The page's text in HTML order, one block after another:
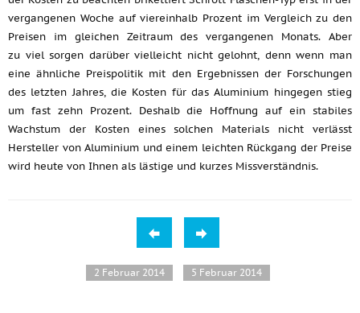
vergangenen Woche auf viereinhalb Prozent im Vergleich zu den
Preisen im gleichen Zeitraum des vergangenen Monats. Aber
zu viel sorgen darüber vielleicht nicht gelohnt, denn wenn man
eine ähnliche Preispolitik mit den Ergebnissen der Forschungen
des letzten Jahres, die Kosten für das Aluminium hingegen stieg
um fast zehn Prozent. Deshalb die Hoffnung auf ein stabiles
Wachstum der Kosten eines solchen Materials nicht verlässt
Hersteller von Aluminium und einem leichten Rückgang der Preise
wird heute von Ihnen als lästige und kurzes Missverständnis.
2 Februar 2014 5 Februar 2014